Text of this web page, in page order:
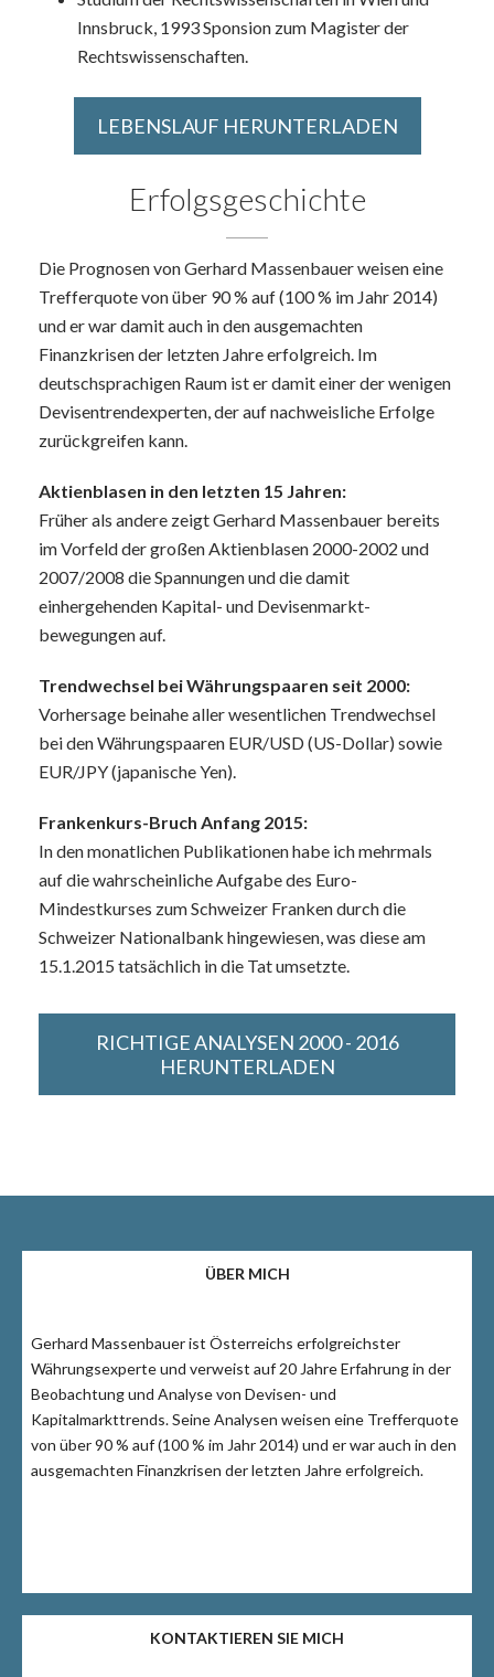
Innsbruck, 1993 Sponsion zum Magister der
Rechtswissenschaften.
LEBENSLAUF HERUNTERLADEN
Erfolgsgeschichte
Die Prognosen von Gerhard Massenbauer weisen eine
Trefferquote von über 90 % auf (100 % im Jahr 2014)
und er war damit auch in den ausgemachten
Finanzkrisen der letzten Jahre erfolgreich. Im
deutschsprachigen Raum ist er damit einer der wenigen
Devisentrendexperten, der auf nachweisliche Erfolge
zurückgreifen kann.
Aktienblasen in den letzten 15 Jahren:
Früher als andere zeigt Gerhard Massenbauer bereits
im Vorfeld der großen Aktienblasen 2000-2002 und
2007/2008 die Spannungen und die damit
einhergehenden Kapital- und Devisenmarkt-
bewegungen auf.
Trendwechsel bei Währungspaaren seit 2000:
Vorhersage beinahe aller wesentlichen Trendwechsel
bei den Währungspaaren EUR/USD (US-Dollar) sowie
EUR/JPY (japanische Yen).
Frankenkurs-Bruch Anfang 2015:
In den monatlichen Publikationen habe ich mehrmals
auf die wahrscheinliche Aufgabe des Euro-
Mindestkurses zum Schweizer Franken durch die
Schweizer Nationalbank hingewiesen, was diese am
15.1.2015 tatsächlich in die Tat umsetzte.
RICHTIGE ANALYSEN 2000 - 2016
HERUNTERLADEN
ÜBER MICH
Gerhard Massenbauer ist Österreichs erfolgreichster
Währungsexperte und verweist auf 20 Jahre Erfahrung in der
Beobachtung und Analyse von Devisen- und
Kapitalmarkttrends. Seine Analysen weisen eine Trefferquote
von über 90 % auf (100 % im Jahr 2014) und er war auch in den
ausgemachten Finanzkrisen der letzten Jahre erfolgreich.
KONTAKTIEREN SIE MICH